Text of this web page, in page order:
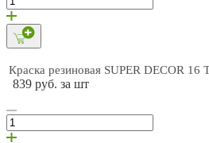
Краска резиновая SUPER DECOR 16
839 руб. за шт